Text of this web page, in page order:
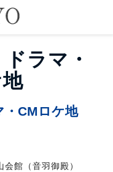
ラマ・
・CMロケ地
会館（音羽御殿）